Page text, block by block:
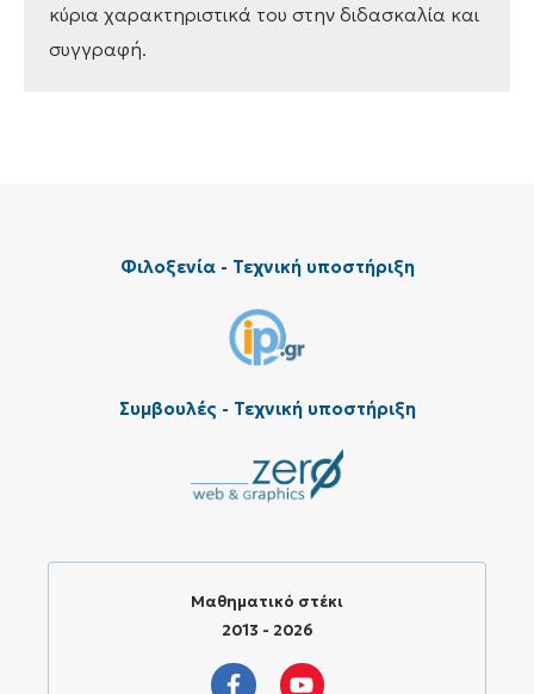
κύρια χαρακτηριστικά του στην διδασκαλία και
συγγραφή.
Φιλοξενία - Τεχνική υποστήριξη
Συμβουλές - Τεχνική υποστήριξη
Μαθηματικό στέκι
2013 - 2026